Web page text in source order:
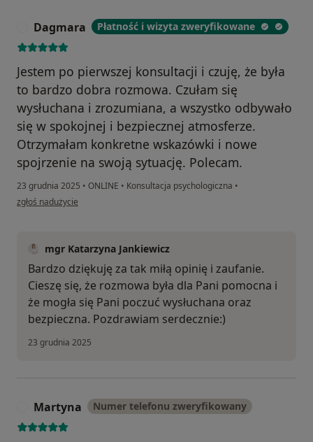
Dagmara Płatność i wizyta zweryfikowane
Jestem po pierwszej konsultacji i czuję, że była
to bardzo dobra rozmowa. Czułam się
wysłuchana i zrozumiana, a wszystko odbywało
się w spokojnej i bezpiecznej atmosferze.
Otrzymałam konkretne wskazówki i nowe
spojrzenie na swoją sytuację. Polecam.
23 grudnia 2025 • ONLINE • Konsultacja psychologiczna •
w opinii użytkownika Dagmara
zgłoś nadużycie
mgr Katarzyna Jankiewicz
Bardzo dziękuję za tak miłą opinię i zaufanie.
Cieszę się, że rozmowa była dla Pani pomocna i
że mogła się Pani poczuć wysłuchana oraz
bezpieczna. Pozdrawiam serdecznie:)
23 grudnia 2025
Martyna Numer telefonu zweryfikowany